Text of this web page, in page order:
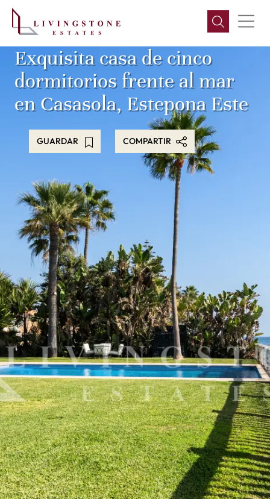
Exquisita casa de cinco
dormitorios frente al mar
en Casasola, Estepona Este
GUARDAR COMPARTIR